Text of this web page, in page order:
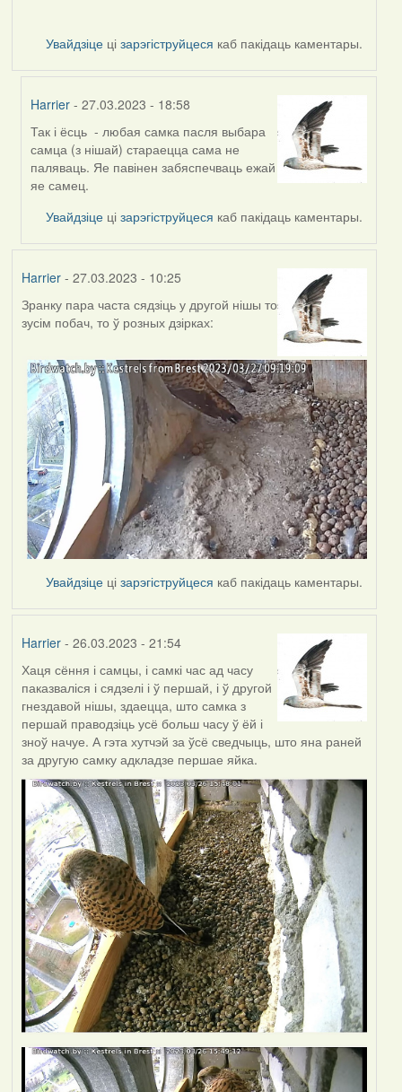
Увайдзіце цізарэгіструйцеся каб пакідаць каментары.
Harrier - 27.03.2023 - 18:58
In
reply
to
by
Estydaven
Так і ёсць - любая самка пасля выбара
самца (з нішай) стараецца сама не
паляваць. Яе павінен забяспечваць ежай
яе самец.
Увайдзіце цізарэгіструйцеся каб пакідаць каментары.
Harrier- 27.03.2023 - 10:25
Зранку пара часта сядзіць у другой нішы то
зусім побач, то ў розных дзірках:
Увайдзіце цізарэгіструйцеся каб пакідаць каментары.
Harrier- 26.03.2023 - 21:54
Хаця сёння і самцы, і самкі час ад часу
паказваліся і сядзелі і ў першай, і ў другой
гнездавой нішы, здаецца, што самка з
першай праводзіць усё больш часу ў ёй і
зноў начуе. А гэта хутчэй за ўсё сведчыць, што яна раней
за другую самку адкладзе першае яйка.